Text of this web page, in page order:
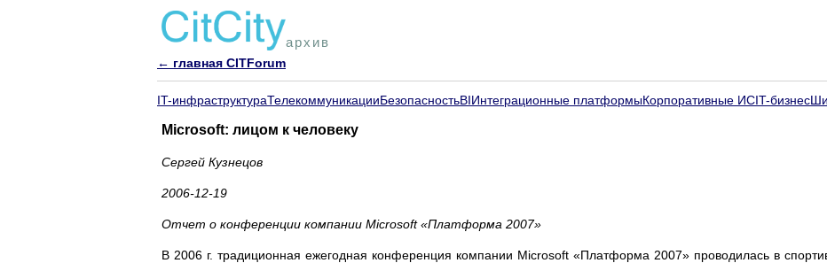
архив
← главная CITForum
IT-инфраструктураТелекоммуникацииБезопасностьBIИнтеграционные платформыКорпоративные ИСIT-бизнес
Microsoft: лицом к человеку
Сергей Кузнецов
2006-12-19
Отчет о конференции компании Microsoft «Платформа 2007»
В 2006 г. традиционная ежегодная конференция компании Microsoft «Платформа 2007» проводилась в